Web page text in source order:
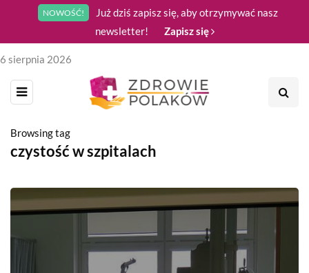
NOWOŚĆ!
Już dziś zapisz się, aby otrzymywać nasz
newsletter!
Zapisz się
6 sierpnia 2026
Browsing tag
czystość w szpitalach